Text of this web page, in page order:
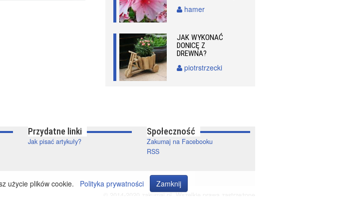
hamer
JAK WYKONAĆ
DONICĘ Z
DREWNA?
piotrstrzecki
Przydatne linki
Jak pisać artykuły?
Społeczność
Zakumaj na Facebooku
RSS
© 2014-2020 zakumaj.pl. Wszelkie prawa zastrzeżone
użycie plików cookie. Polityka prywatności Zamknij